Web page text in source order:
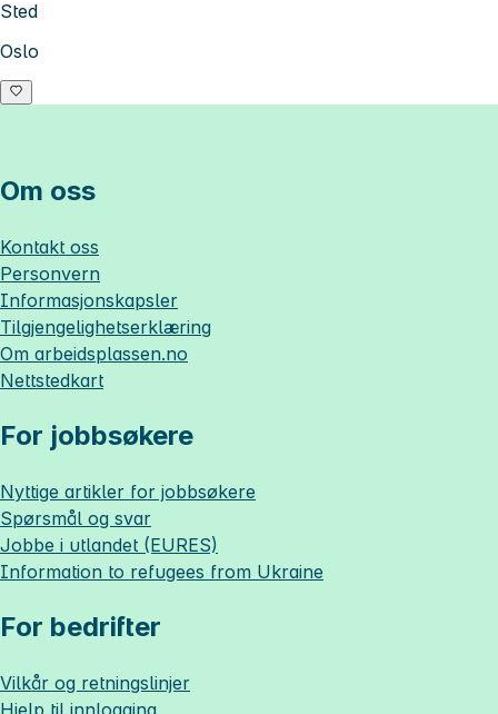
Sted
Oslo
Om oss
Kontakt oss
Personvern
Informasjonskapsler
Tilgjengelighetserklæring
Om arbeidsplassen.no
Nettstedkart
For jobbsøkere
Nyttige artikler for jobbsøkere
Spørsmål og svar
Jobbe i utlandet (EURES)
Information to refugees from Ukraine
For bedrifter
Vilkår og retningslinjer
Hjelp til innlogging